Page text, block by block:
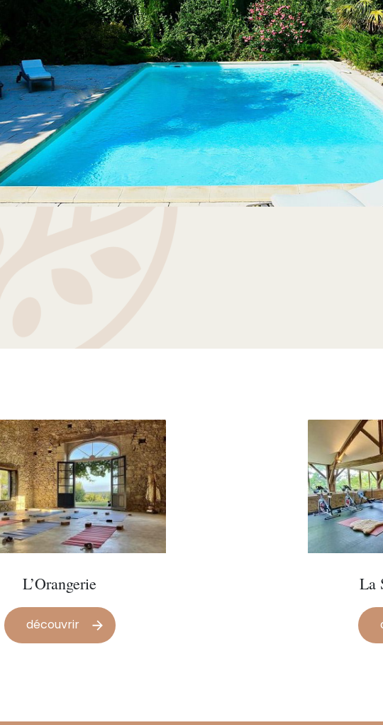
L’Orangerie
découvrir
La